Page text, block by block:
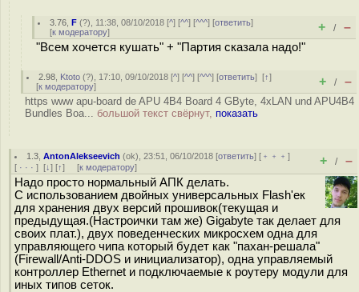
3.76 ,F (?), 11:38, 08/10/2018 [^] [^^] [^^^] [ответить]
[к модератору] + / –
"Всем хочется кушать" + "Партия сказала надо!"
2.98 Ktoto (?), 17:10, 09/10/2018 [^] [^^] [^^^] [ответить][↑]
[к модератору] + / –
https www apu-board de APU 4B4 Board 4 GByte, 4xLAN und APU4B4
Bundles Boa... большой текст свёрнут, показать
1.3 ,AntonAlekseevich (ok), 23:51, 06/10/2018 [ответить] [ ﹢﹢﹢]
[ · · · ] [↓] [↑] [к модератору] + / –
Надо просто нормальный АПК делать.
С использованием двойных универсальных Flash'ек
для хранения двух версий прошивок(текущая и
предыдущая.(Настроички там же) Gigabyte так делает для
своих плат.), двух поведенческих микросхем одна для
управляющего чипа который будет как "пахан-решала"
(Firewall/Anti-DDOS и инициализатор), одна управляемый
контроллер Ethernet и подключаемые к роутеру модули для
иных типов сеток.